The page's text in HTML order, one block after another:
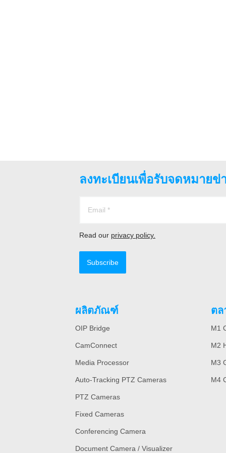
ลงทะเบียนเพื่อรับจดหมาย
Read our privacy policy.
Subscribe
ผลิตภัณฑ์
OIP Bridge
CamConnect
Media Processor
Auto-Tracking PTZ Cameras
PTZ Cameras
Fixed Cameras
Conferencing Camera
Document Camera / Visualizer
ต
M1
M2
M3
M4